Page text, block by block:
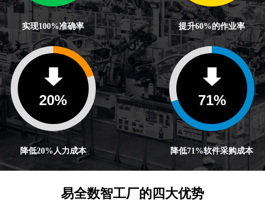
实现100%准确率 提升60%的作业率
20%
降低20%人力成本
71%
降低71%软件采购成本
易全数智工厂的四大优势